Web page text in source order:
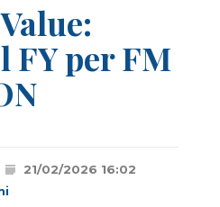
FY per FM
21/02/2026 16:02